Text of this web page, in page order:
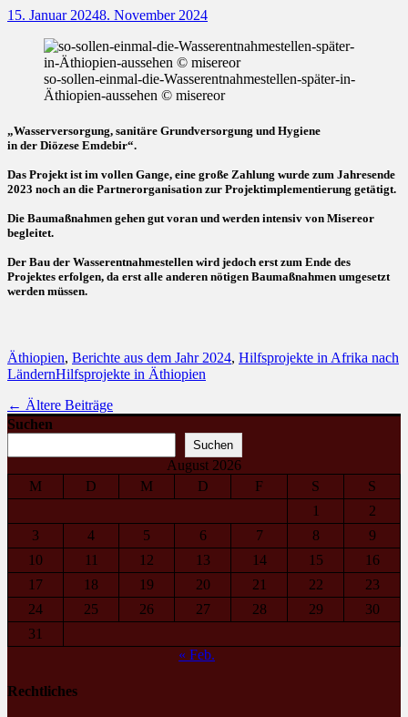
Posted
15. Januar 20248. November 2024
so-sollen-einmal-die-Wasserentnahmestellen-später-in-
Äthiopien-aussehen © misereor
„Wasserversorgung, sanitäre Grundversorgung und Hygiene
in der Diözese Emdebir“.
Das Projekt ist im vollen Gange, eine große Zahlung wurde zum Jahresende
2023 noch an die Partnerorganisation zur Projektimplementierung getätigt.
Die Baumaßnahmen gehen gut voran und werden intensiv von Misereor
begleitet.
Der Bau der Wasserentnahmestellen wird jedoch erst zum Ende des
Projektes erfolgen, da erst alle anderen nötigen Baumaßnahmen umgesetzt
werden müssen.
Kategorien
Äthiopien, Berichte aus dem Jahr 2024, Hilfsprojekte in Afrika nach
LändernSchlagworte
Hilfsprojekte in Äthiopien
Beitragsnavigation
← Ältere Beiträge
Suchen
Suchen
August 2026
M
D M D F S
S
1
2
3
4 5 6 7 8
9
10
11 12 13 14 15
16
17
18 19 20 21 22
23
24
25 26 27 28 29
30
31
« Feb.
Rechtliches